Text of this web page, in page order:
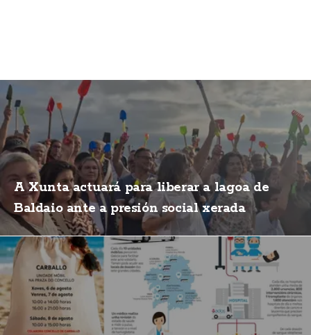
A Xunta actuará para liberar a lagoa de
Baldaio ante a presión social xerada